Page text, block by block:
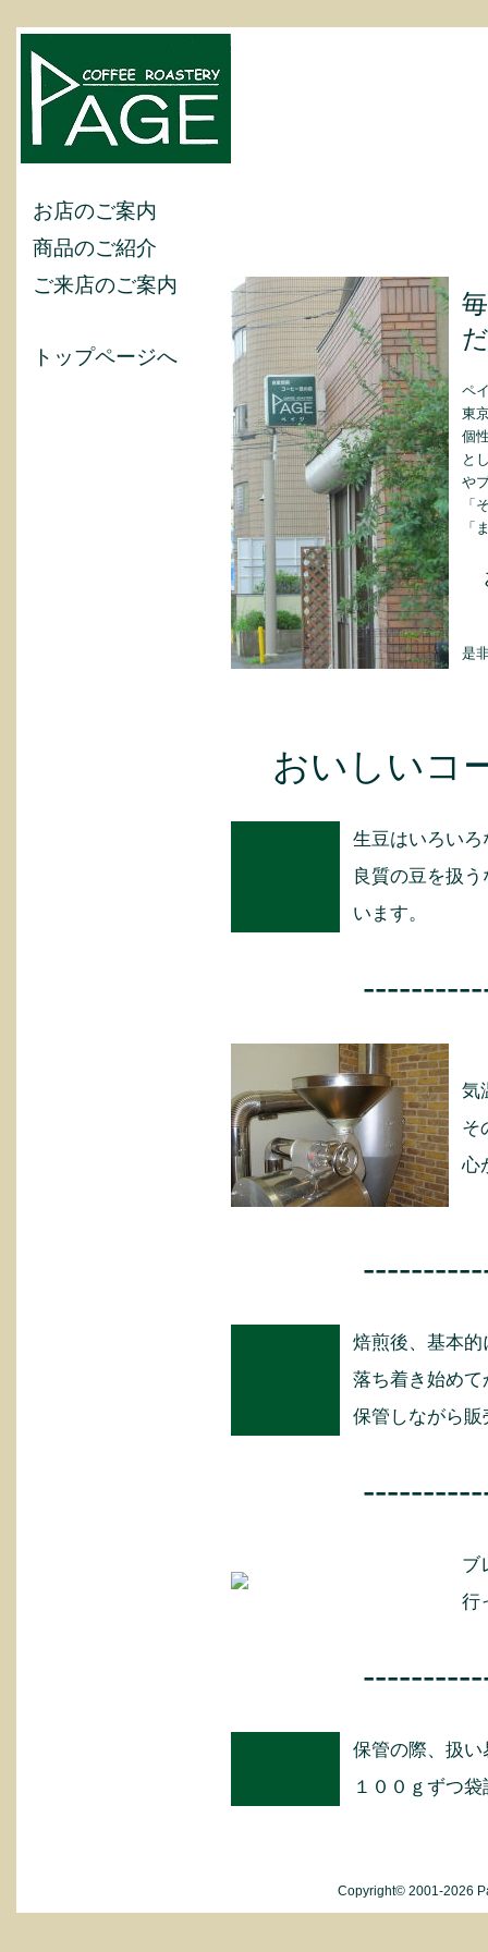
お店のご案内
商品のご紹介
ご来店のご案内
トップページへ
ペ
東
個
と
や
「
「
是
おいしいコ
生豆はいろい
良質の豆を扱
います。
気
そ
心
焙煎後、基本
落ち着き始め
保管しながら
ブ
行
保管の際、扱
１００ｇずつ
Copyright© 2001-2026